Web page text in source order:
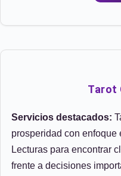
Tarot
Servicios destacados:
prosperidad con enfoque
Lecturas para encontrar
frente a decisiones